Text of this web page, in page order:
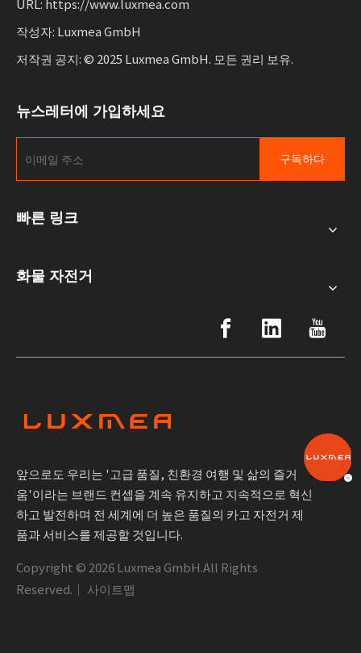
URL: https://www.luxmea.com
작성자: Luxmea GmbH
저작권 공지: © 2025 Luxmea GmbH. 모든 권리 보유.
뉴스레터에 가입하세요
구독하다
빠른 링크
화물 자전거
앞으로도 우리는 '고급 품질, 친환경 여행 및 삶의 즐거
움'이라는 브랜드 컨셉을 계속 유지하고 지속적으로 혁신
하고 발전하며 전 세계에 더 높은 품질의 카고 자전거 제
품과 서비스를 제공할 것입니다.
Copyright © 2026Luxmea GmbH.All Rights
Reserved.｜ 사이트맵